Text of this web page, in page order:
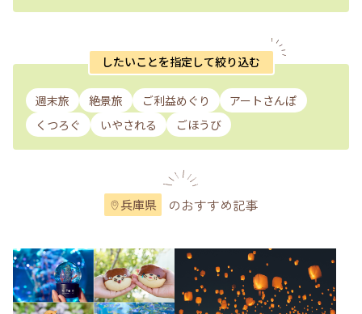
したいことを指定して絞り込む
週末旅 絶景旅 ご利益めぐり
アートさんぽ
くつろぐ
いやされる ごほうび
兵庫県 のおすすめ記事